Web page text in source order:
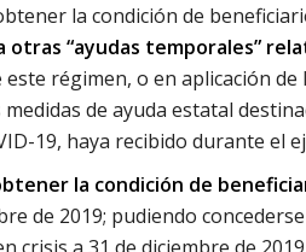
la condición de
otras “ayudas temporales”
este régimen, o en aplicación
de ayuda estatal
19, haya recibido durante el
la condición de
de 2019; pudiendo